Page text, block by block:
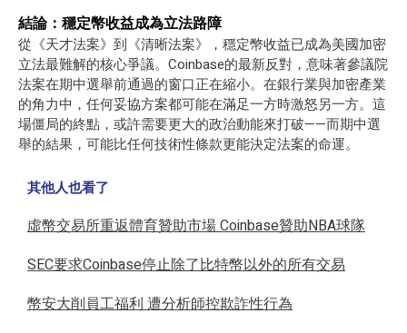
結論：穩定幣收益成為立法路障
從《天才法案》到《清晰法案》，穩定幣收益已成為美國加密
立法最難解的核心爭議。Coinbase的最新反對，意味著參議院
法案在期中選舉前通過的窗口正在縮小。在銀行業與加密產業
的角力中，任何妥協方案都可能在滿足一方時激怒另一方。這
場僵局的終點，或許需要更大的政治動能來打破——而期中選
舉的結果，可能比任何技術性條款更能決定法案的命運。
其他人也看了
虛幣交易所重返體育贊助市場 Coinbase贊助NBA球隊
SEC要求Coinbase停止除了比特幣以外的所有交易
幣安大削員工福利 遭分析師控欺詐性行為